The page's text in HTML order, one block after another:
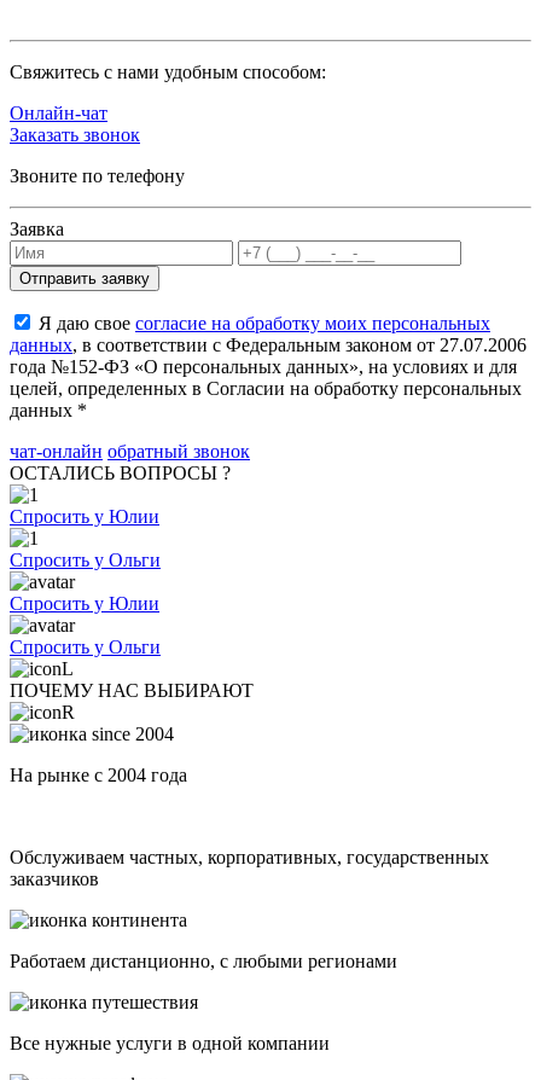
Cвяжитесь с нами удобным способом:
Онлайн-чат
Заказать звонок
Звоните по телефону
Заявка
Я даю свое согласие на обработку моих персональных
данных, в соответствии с Федеральным законом от 27.07.2006
года №152-ФЗ «О персональных данных», на условиях и для
целей, определенных в Согласии на обработку персональных
данных *
чат-онлайн обратный звонок
ОСТАЛИСЬ ВОПРОСЫ ?
Спросить у Юлии
Спросить у Ольги
Спросить у Юлии
Спросить у Ольги
ПОЧЕМУ НАС ВЫБИРАЮТ
На рынке с 2004 года
Обслуживаем частных, корпоративных, государственных
заказчиков
Работаем дистанционно, с любыми регионами
Все нужные услуги в одной компании